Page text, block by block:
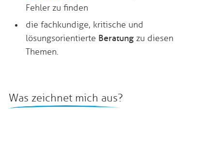
Fehler zu finden
die fachkundige, kritische und
lösungsorientierte Beratungzu diesen
Themen.
Was zeichnet mich aus?